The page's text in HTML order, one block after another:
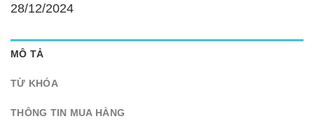
28/12/2024
MÔ TẢ
TỪ KHÓA
THÔNG TIN MUA HÀNG